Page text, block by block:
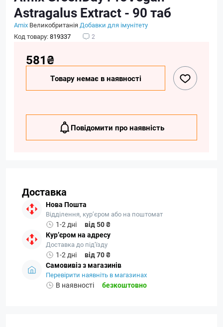
Astragalus Extract - 90 таб
Amix ВеликобританіяДобавки для імунітету
Код товару:819337 2
581₴
Товару немає в наявності
Повідомити про наявність
Доставка
Нова Пошта
Відділення, кур’єром або на поштомат
1-2 дні
від 50 ₴
Кур’єром на адресу
Доставка до під'їзду
1-2 дні
від 70 ₴
Самовивіз з магазинів
Перевірити наявніть в магазинах
В наявності безкоштовно